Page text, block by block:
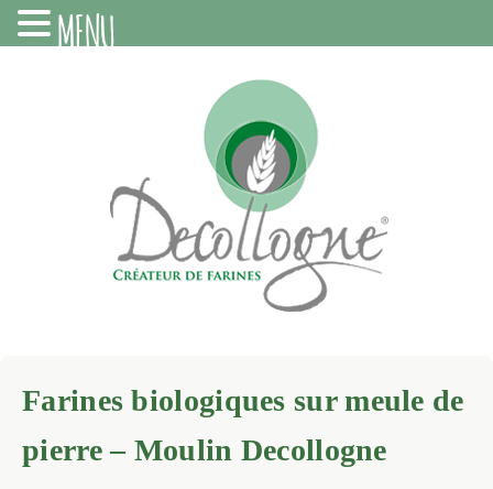
Farines biologiques sur meule de
pierre – Moulin Decollogne
MENU